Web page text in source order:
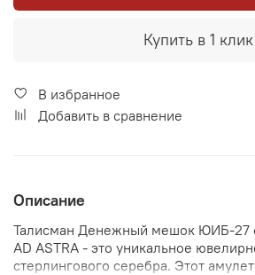
Купить в 1 клик
В избранное
Добавить в сравнение
Описание
Талисман Денежный мешок ЮИБ-27
AD ASTRA - это уникальное
стерлингового серебра. Этот